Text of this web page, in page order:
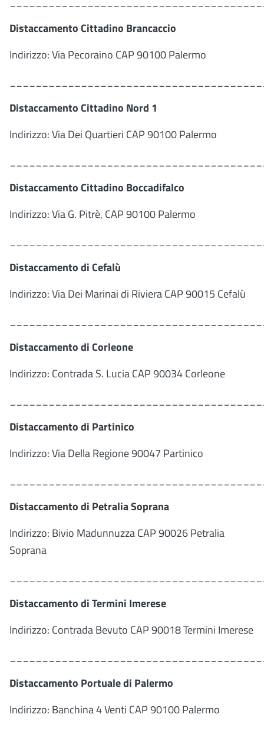
Distaccamento Cittadino Brancaccio
Indirizzo: Via Pecoraino CAP 90100 Palermo
Distaccamento Cittadino Nord 1
Indirizzo: Via Dei Quartieri CAP 90100 Palermo
Distaccamento Cittadino Boccadifalco
Indirizzo: Via G. Pitrè, CAP 90100 Palermo
Distaccamento di Cefalù
Indirizzo: Via Dei Marinai di Riviera CAP 90015 Cefalù
Distaccamento di Corleone
Indirizzo: Contrada S. Lucia CAP 90034 Corleone
Distaccamento di Partinico
Indirizzo: Via Della Regione 90047 Partinico
Distaccamento di Petralia Soprana
Indirizzo: Bivio Madunnuzza CAP 90026 Petralia
Soprana
Distaccamento di Termini Imerese
Indirizzo: Contrada Bevuto CAP 90018 Termini Imerese
Distaccamento Portuale di Palermo
Indirizzo: Banchina 4 Venti CAP 90100 Palermo